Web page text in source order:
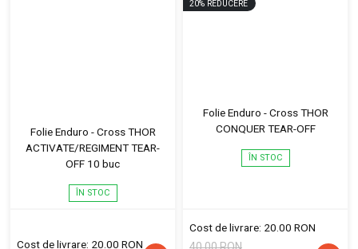
Folie Enduro - Cross THOR
ACTIVATE/REGIMENT TEAR-
OFF 10 buc
ÎN STOC
Cost de livrare: 20.00 RON
20% REDUCERE
Folie Enduro - Cross THOR
CONQUER TEAR-OFF
ÎN STOC
Cost de livrare: 20.00 RON